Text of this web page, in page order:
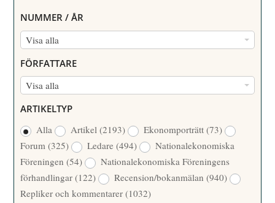
NUMMER / ÅR
Visa alla
N
M
M
/
Å
R
FÖRFATTARE
Visa alla
R
F
A
T
T
A
ARTIKELTYP
Alla
Artikel(2193) Ekonomporträtt(73)
Forum(325) Ledare(494)
Nationalekonomiska
Föreningen(54)
Nationalekonomiska Föreningens
förhandlingar(122) Recension/bokanmälan(940)
Repliker och kommentarer(1032)